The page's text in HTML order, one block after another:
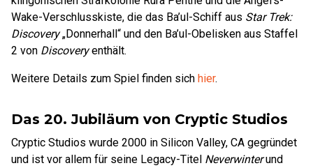
Wake-Verschlusskiste, die das Ba’ul-Schiff aus Star Trek:
Discovery„Donnerhall“ und den Ba’ul-Obelisken aus Staffel
2 von Discoveryenthält.
Weitere Details zum Spiel finden sich hier.
Das 20. Jubiläum von Cryptic Studios
Cryptic Studios wurde 2000 in Silicon Valley, CA gegründet
und ist vor allem für seine Legacy-Titel Neverwinterund